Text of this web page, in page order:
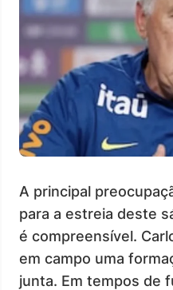
A principal
para a estreia deste
é compreensível.
em campo uma
junta. Em tempos de